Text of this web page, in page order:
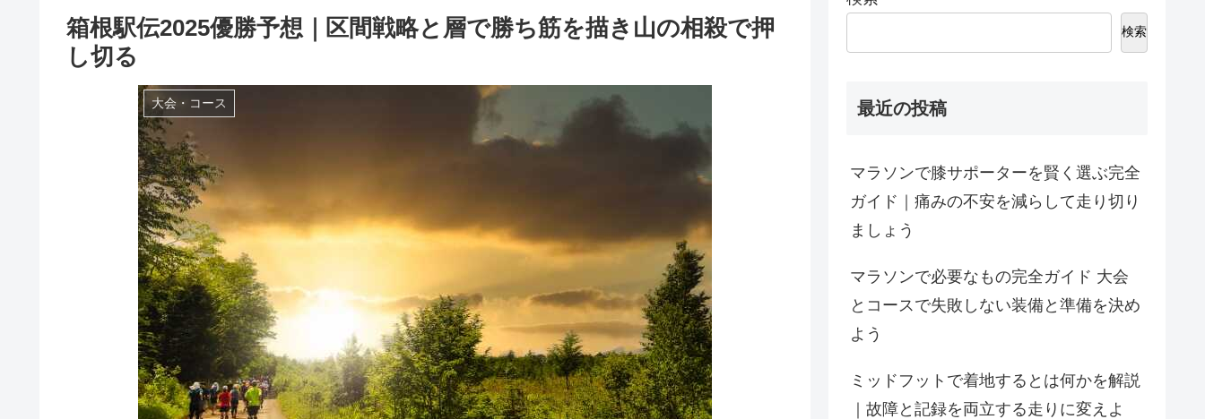
箱根駅伝2025優勝予想｜区間戦略と層で勝ち筋を描き山の相殺で押
し切る
大会・コース
検索
最近の投稿
マラソンで膝サポーターを賢く選ぶ完全
ガイド｜痛みの不安を減らして走り切り
ましょう
マラソンで必要なもの完全ガイド 大会
とコースで失敗しない装備と準備を決め
よう
ミッドフットで着地するとは何かを解説
｜故障と記録を両立する走りに変えよ